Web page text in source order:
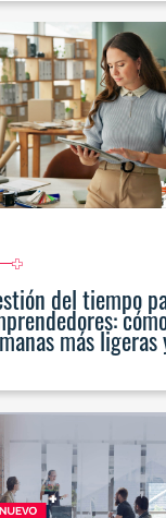
del tiempo
más